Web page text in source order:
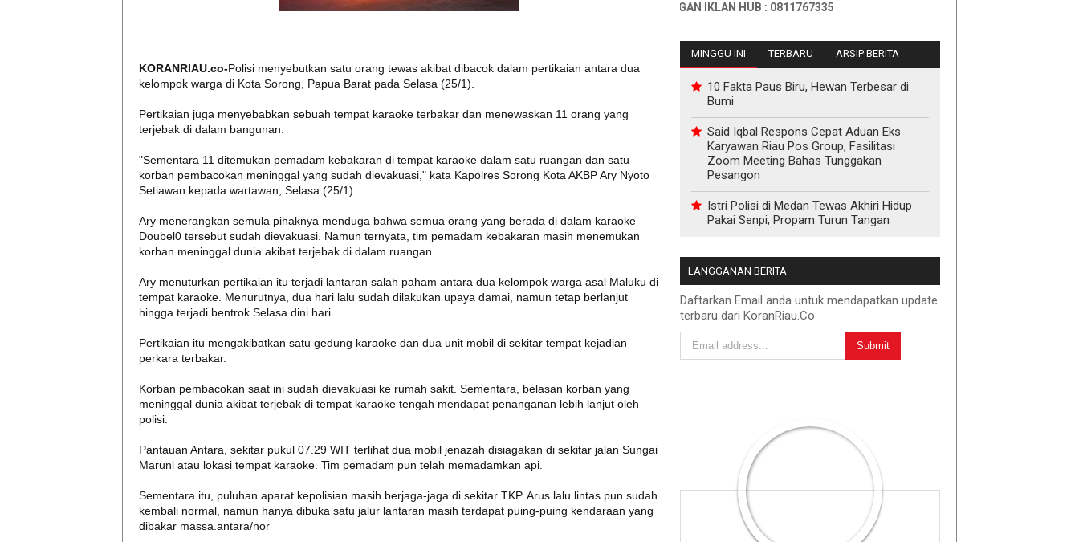
KORANRIAU.co-Polisi menyebutkan satu orang tewas akibat dibacok dalam pertikaian antara dua
kelompok warga di Kota Sorong, Papua Barat pada Selasa (25/1).
Pertikaian juga menyebabkan sebuah tempat karaoke terbakar dan menewaskan 11 orang yang
terjebak di dalam bangunan.
"Sementara 11 ditemukan pemadam kebakaran di tempat karaoke dalam satu ruangan dan satu
korban pembacokan meninggal yang sudah dievakuasi," kata Kapolres Sorong Kota AKBP Ary Nyoto
Setiawan kepada wartawan, Selasa (25/1).
Ary menerangkan semula pihaknya menduga bahwa semua orang yang berada di dalam karaoke
Doubel0 tersebut sudah dievakuasi. Namun ternyata, tim pemadam kebakaran masih menemukan
korban meninggal dunia akibat terjebak di dalam ruangan.
Ary menuturkan pertikaian itu terjadi lantaran salah paham antara dua kelompok warga asal Maluku di
tempat karaoke. Menurutnya, dua hari lalu sudah dilakukan upaya damai, namun tetap berlanjut
hingga terjadi bentrok Selasa dini hari.
Pertikaian itu mengakibatkan satu gedung karaoke dan dua unit mobil di sekitar tempat kejadian
perkara terbakar.
Korban pembacokan saat ini sudah dievakuasi ke rumah sakit. Sementara, belasan korban yang
meninggal dunia akibat terjebak di tempat karaoke tengah mendapat penanganan lebih lanjut oleh
polisi.
Pantauan Antara, sekitar pukul 07.29 WIT terlihat dua mobil jenazah disiagakan di sekitar jalan Sungai
Maruni atau lokasi tempat karaoke. Tim pemadam pun telah memadamkan api.
Sementara itu, puluhan aparat kepolisian masih berjaga-jaga di sekitar TKP. Arus lalu lintas pun sudah
kembali normal, namun hanya dibuka satu jalur lantaran masih terdapat puing-puing kendaraan yang
dibakar massa.antara/nor
INFO PEMASANGAN IKLAN HUB : 0811767335
MINGGU INI TERBARU ARSIP BERITA
10 Fakta Paus Biru, Hewan Terbesar di
Bumi
Said Iqbal Respons Cepat Aduan Eks
Karyawan Riau Pos Group, Fasilitasi
Zoom Meeting Bahas Tunggakan
Pesangon
Istri Polisi di Medan Tewas Akhiri Hidup
Pakai Senpi, Propam Turun Tangan
LANGGANAN BERITA
Daftarkan Email anda untuk mendapatkan update
terbaru dari KoranRiau.Co